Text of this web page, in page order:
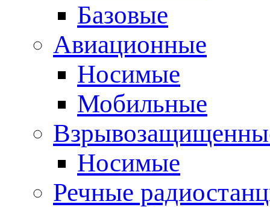
Базовые
Авиационные
Носимые
Мобильные
Носимые
Речные